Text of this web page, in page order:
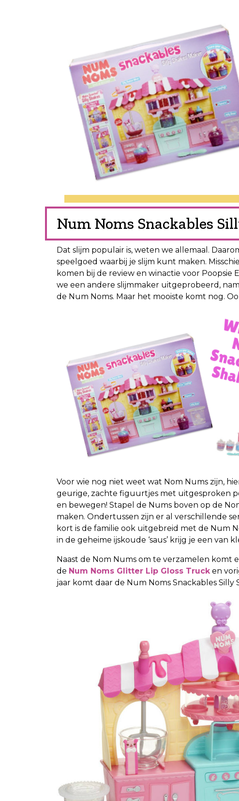
Num Noms Snackables
Dat slijm populair is, weten we allemaal.
speelgoed waarbij je slijm kunt maken.
komen bij de review en winactie voor Poopsie
we een andere slijmmaker uitgeprobeerd,
de Num Noms. Maar het mooiste komt nog.
Voor wie nog niet weet wat Nom Nums zijn,
geurige, zachte figuurtjes met uitgesproken
en bewegen! Stapel de Nums boven op de
maken. Ondertussen zijn er al verschillende
kort is de familie ook uitgebreid met de Num
in de geheime ijskoude ‘saus’ krijg je een van
Naast de Nom Nums om te verzamelen komt
de Num Noms Glitter Lip Gloss Trucken
jaar komt daar de Num Noms Snackables Silly